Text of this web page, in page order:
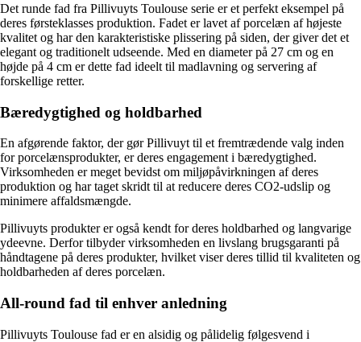
Det runde fad fra Pillivuyts Toulouse serie er et perfekt eksempel på
deres førsteklasses produktion. Fadet er lavet af porcelæn af højeste
kvalitet og har den karakteristiske plissering på siden, der giver det et
elegant og traditionelt udseende. Med en diameter på 27 cm og en
højde på 4 cm er dette fad ideelt til madlavning og servering af
forskellige retter.
Bæredygtighed og holdbarhed
En afgørende faktor, der gør Pillivuyt til et fremtrædende valg inden
for porcelænsprodukter, er deres engagement i bæredygtighed.
Virksomheden er meget bevidst om miljøpåvirkningen af deres
produktion og har taget skridt til at reducere deres CO2-udslip og
minimere affaldsmængde.
Pillivuyts produkter er også kendt for deres holdbarhed og langvarige
ydeevne. Derfor tilbyder virksomheden en livslang brugsgaranti på
håndtagene på deres produkter, hvilket viser deres tillid til kvaliteten og
holdbarheden af deres porcelæn.
All-round fad til enhver anledning
Pillivuyts Toulouse fad er en alsidig og pålidelig følgesvend i